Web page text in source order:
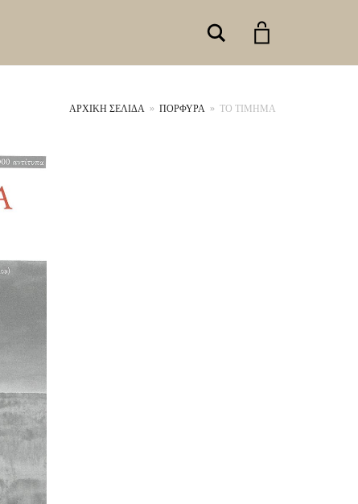
Search
ΑΡΧΙΚΉ ΣΕΛΊΔΑ » ΠΟΡΦΥΡΑ » ΤΟ ΤΙΜΗΜΑ